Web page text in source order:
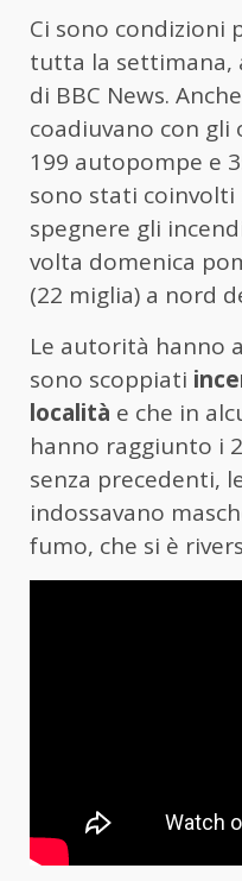
Ci sono condizioni
tutta la settimana,
di BBC News.
coadiuvano con gli
199 autopompe e
sono stati
spegnere gli
volta domenica
(22 miglia) a nord
Le autorità hanno
sono scoppiati
località e che in
hanno raggiunto i
senza precedenti,
indossavano
fumo, che si è